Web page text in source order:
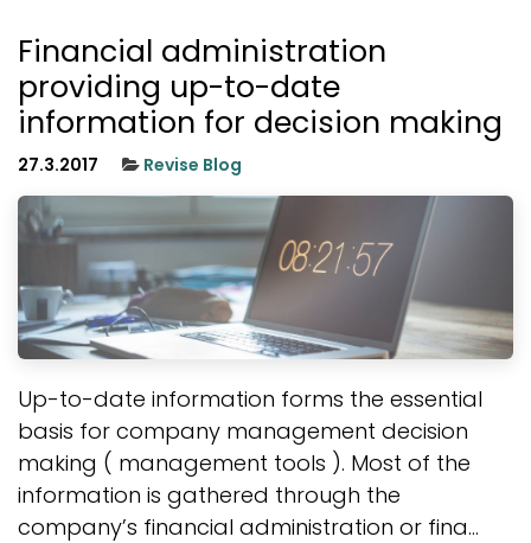
Financial administration
providing up-to-date
information for decision making
27.3.2017 Revise Blog
Up-to-date information forms the essential
basis for company management decision
making ( management tools ). Most of the
information is gathered through the
company’s financial administration or fina...